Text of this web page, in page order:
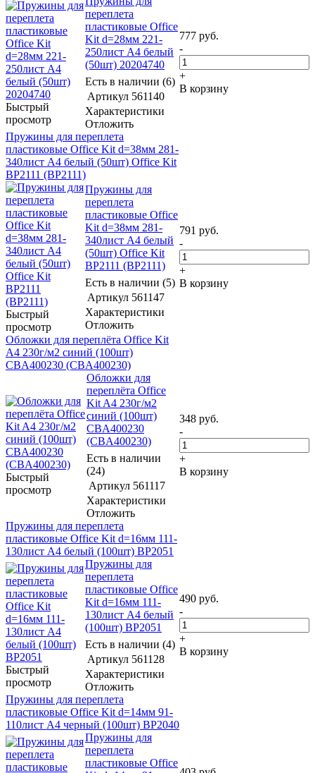
Быстрый
просмотр
переплета
пластиковые Office
Kit d=28мм 221-
250лист A4 белый
(50шт) 20204740
Есть в наличии (6)
Артикул 561140
Характеристики
Отложить
777 руб.
-
+
В корзину
Пружины для переплета
пластиковые Office Kit d=38мм 281-
340лист A4 белый (50шт) Office Kit
BP2111 (BP2111)
Быстрый
просмотр
Пружины для
переплета
пластиковые Office
Kit d=38мм 281-
340лист A4 белый
(50шт) Office Kit
BP2111 (BP2111)
Есть в наличии (5)
Артикул 561147
Характеристики
Отложить
791 руб.
-
+
В корзину
Обложки для переплёта Office Kit
A4 230г/м2 синий (100шт)
CBA400230 (СBA400230)
Быстрый
просмотр
Обложки для
переплёта Office
Kit A4 230г/м2
синий (100шт)
CBA400230
(СBA400230)
Есть в наличии
(24)
Артикул 561117
Характеристики
Отложить
348 руб.
-
+
В корзину
Пружины для переплета
пластиковые Office Kit d=16мм 111-
130лист A4 белый (100шт) BP2051
Быстрый
просмотр
Пружины для
переплета
пластиковые Office
Kit d=16мм 111-
130лист A4 белый
(100шт) BP2051
Есть в наличии (4)
Артикул 561128
Характеристики
Отложить
490 руб.
-
+
В корзину
Пружины для переплета
пластиковые Office Kit d=14мм 91-
110лист A4 черный (100шт) BP2040
Пружины для
переплета
пластиковые Office